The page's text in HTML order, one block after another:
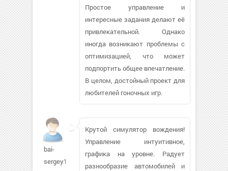
Простое управление и
интересные задания делают её
привлекательной. Однако
иногда возникают проблемы с
оптимизацией, что может
подпортить общее впечатление.
В целом, достойный проект для
любителей гоночных игр.
bai-
sergey123
Крутой симулятор вождения!
Управление интуитивное,
графика на уровне. Радует
разнообразие автомобилей и